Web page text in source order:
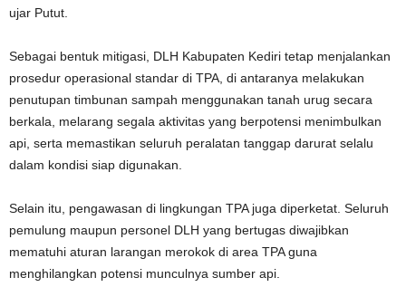
ujar Putut.
Sebagai bentuk mitigasi, DLH Kabupaten Kediri tetap menjalankan
prosedur operasional standar di TPA, di antaranya melakukan
penutupan timbunan sampah menggunakan tanah urug secara
berkala, melarang segala aktivitas yang berpotensi menimbulkan
api, serta memastikan seluruh peralatan tanggap darurat selalu
dalam kondisi siap digunakan.
Selain itu, pengawasan di lingkungan TPA juga diperketat. Seluruh
pemulung maupun personel DLH yang bertugas diwajibkan
mematuhi aturan larangan merokok di area TPA guna
menghilangkan potensi munculnya sumber api.